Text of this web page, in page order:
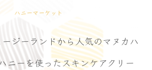
ハニーマーケット
ジーランドから人気のマヌカハ
ニーを使ったスキンケアクリー